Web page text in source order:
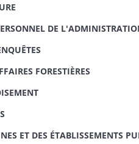
DE L'ADMINISTRATION
FORESTIÈRES
ET DES ÉTABLISSEMENTS